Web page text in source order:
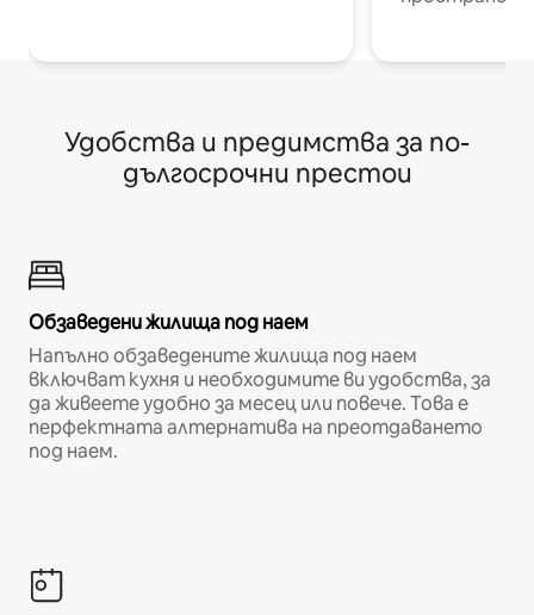
Удобства и предимства за по-
дългосрочни престои
Обзаведени жилища под наем
Напълно обзаведените жилища под наем
включват кухня и необходимите ви удобства, за
да живеете удобно за месец или повече. Това е
перфектната алтернатива на преотдаването
под наем.